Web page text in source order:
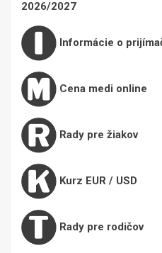
2026/2027
Informácie o
Cena medi online
Rady pre žiakov
Kurz EUR / USD
Rady pre rodičov